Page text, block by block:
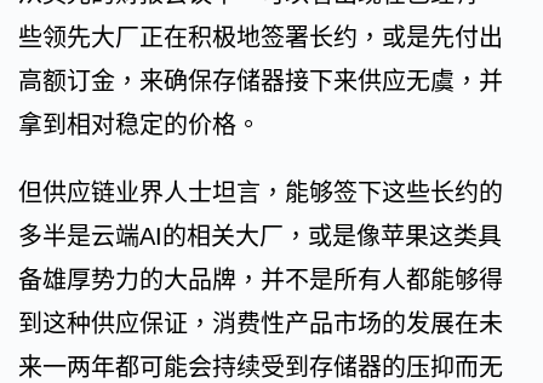
些领先大厂正在积极地签署长约，或是先付出
高额订金，来确保存储器接下来供应无虞，并
拿到相对稳定的价格。
但供应链业界人士坦言，能够签下这些长约的
多半是云端AI的相关大厂，或是像苹果这类具
备雄厚势力的大品牌，并不是所有人都能够得
到这种供应保证，消费性产品市场的发展在未
来一两年都可能会持续受到存储器的压抑而无